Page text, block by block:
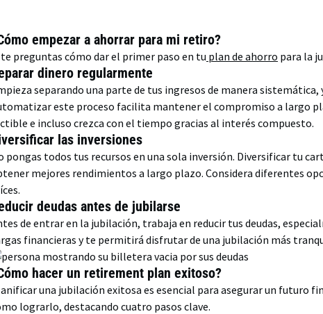
empezar a ahorrar para mi retiro?
te preguntas cómo dar el primer paso en tu plan de ahorro para la
dinero regularmente
separando una parte de tus ingresos de manera sistemática,
este proceso facilita mantener el compromiso a largo
e incluso crezca con el tiempo gracias al interés compuesto.
las inversiones
pongas todos tus recursos en una sola inversión. Diversificar tu
mejores rendimientos a largo plazo. Considera diferentes
deudas antes de jubilarse
de entrar en la jubilación, trabaja en reducir tus deudas,
financieras y te permitirá disfrutar de una jubilación más
hacer un retirement plan exitoso?
una jubilación exitosa es esencial para asegurar un futuro
lograrlo, destacando cuatro pasos clave.